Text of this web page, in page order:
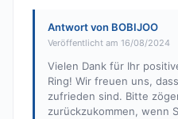
Antwort von BOBIJOO
Veröffentlicht am 16/08/2024
Vielen Dank für Ihr
Ring! Wir freuen uns,
zufrieden sind. Bitte
zurückzukommen, wenn